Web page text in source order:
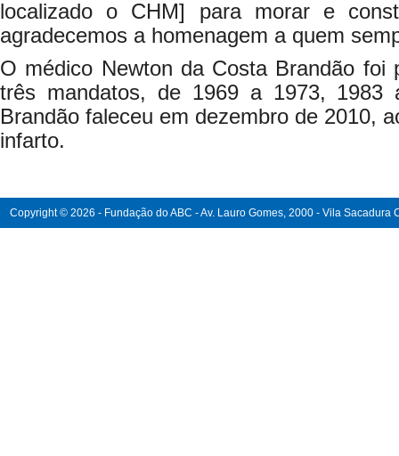
localizado o CHM] para morar e
agradecemos a homenagem a quem
O médico Newton da Costa Brandão foi
três mandatos, de 1969 a 1973,
Brandão faleceu em dezembro de 2010,
infarto.
Copyright © 2026 - Fundação do ABC - Av. Lauro Gomes, 2000 - Vila